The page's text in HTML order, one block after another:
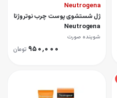
Neutrogena
ژل شستشوی پوست چرب نوتروژنا
Neutrogena
شوینده صورت
۹۵۰٬۰۰۰ تومان